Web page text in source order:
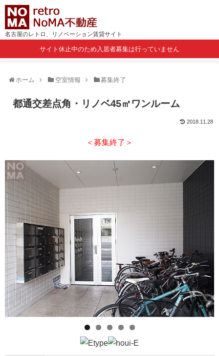
名古屋のレトロ、リノベーション賃貸サイト
サイト休止中のため入居者募集は行っていません
ホーム 空室情報 募集終了
都通交差点角・リノベ45㎡ワンルーム
2018.11.28
＜募集終了＞